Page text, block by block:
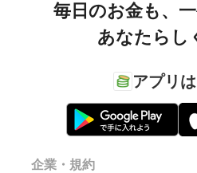
毎日のお金も、
あなたらし
アプリ
企業・規約